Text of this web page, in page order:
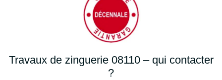
Travaux de zinguerie 08110 – qui contacter
?